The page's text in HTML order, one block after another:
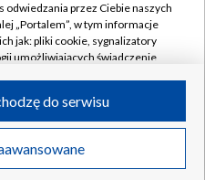
S.A. w likwidacji
odwiedzania przez Ciebie naszych
„Portalem”, w tym informacje
jak: pliki cookie, sygnalizatory
umożliwiających świadczenie
odwiedzania przez Ciebie
jak adresy IP, identyfikatory
do serwisu